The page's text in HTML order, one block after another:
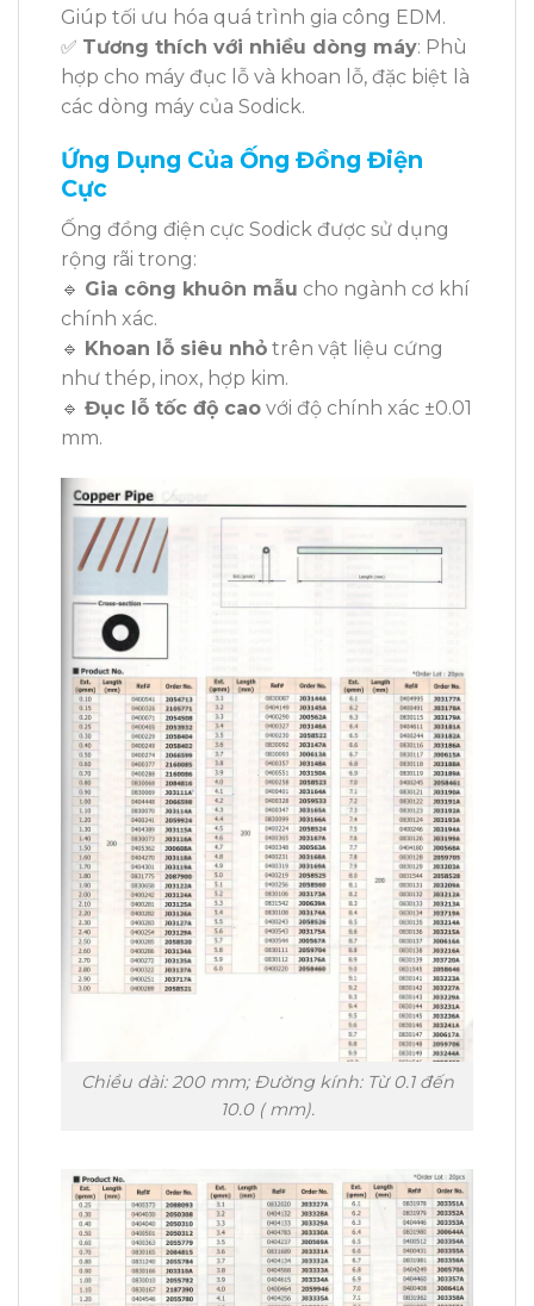
Giúp tối ưu hóa quá trình gia công EDM.
✅ Tương thích với nhiều dòng máy: Phù
hợp cho máy đục lỗ và khoan lỗ, đặc biệt là
các dòng máy của Sodick.
Ứng Dụng Của Ống Đồng Điện
Cực
Ống đồng điện cực Sodick được sử dụng
rộng rãi trong:
🔹 Gia công khuôn mẫu cho ngành cơ khí
chính xác.
🔹 Khoan lỗ siêu nhỏ trên vật liệu cứng
như thép, inox, hợp kim.
🔹 Đục lỗ tốc độ cao với độ chính xác ±0.01
mm.
Chiều dài: 200 mm; Đường kính: Từ 0.1 đến
10.0 ( mm).